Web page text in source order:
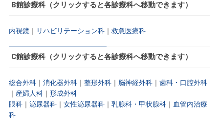
B館診療科（クリックすると各診療科へ移動できます）
内視鏡｜ リハビリテーション科｜ 救急医療科
C館診療科（クリックすると各診療科へ移動できます）
総合外科｜ 消化器外科｜ 整形外科｜ 脳神経外科｜ 歯科・口腔外科
｜ 産婦人科｜ 形成外科
眼科｜ 泌尿器科｜ 女性泌尿器科｜ 乳腺科・甲状腺科｜ 血管内治療
科